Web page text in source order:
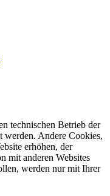
technischen Betrieb der
werden. Andere Cookies,
erhöhen, der
mit anderen Websites
werden nur mit Ihrer